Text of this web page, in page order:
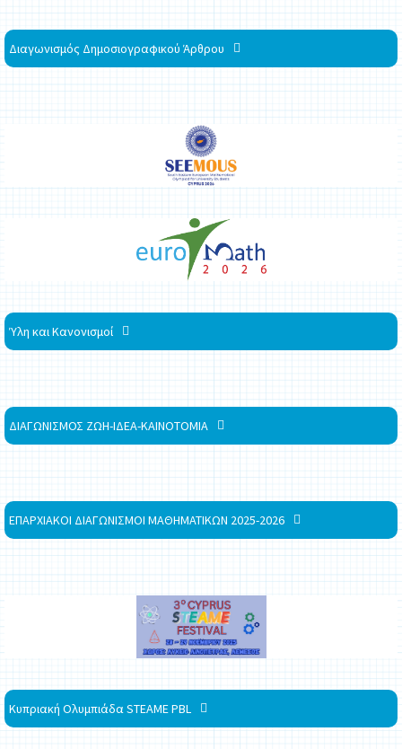
Διαγωνισμός Δημοσιογραφικού Άρθρου
Ύλη και Κανονισμοί
ΔΙΑΓΩΝΙΣΜΟΣ ΖΩΗ-ΙΔΕΑ-ΚΑΙΝΟΤΟΜΙΑ
ΕΠΑΡΧΙΑΚΟΙ ΔΙΑΓΩΝΙΣΜΟΙ ΜΑΘΗΜΑΤΙΚΩΝ 2025-2026
Κυπριακή Ολυμπιάδα STEAME PBL